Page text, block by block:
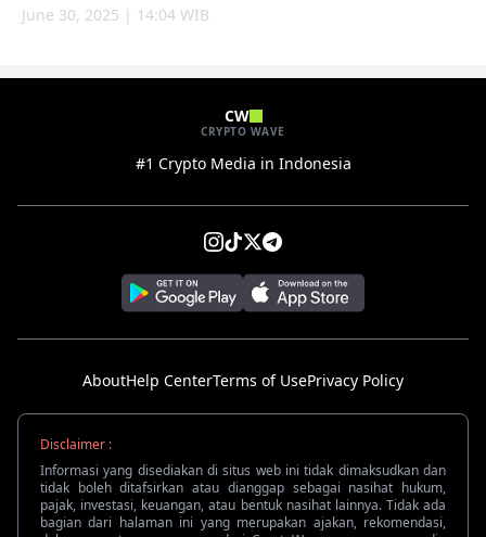
June 30, 2025 | 14:04 WIB
CW
CRYPTO WAVE
#1 Crypto Media in Indonesia
AboutHelp CenterTerms of UsePrivacy Policy
Disclaimer :
Informasi yang disediakan di situs web ini tidak dimaksudkan dan
tidak boleh ditafsirkan atau dianggap sebagai nasihat hukum,
pajak, investasi, keuangan, atau bentuk nasihat lainnya. Tidak ada
bagian dari halaman ini yang merupakan ajakan, rekomendasi,